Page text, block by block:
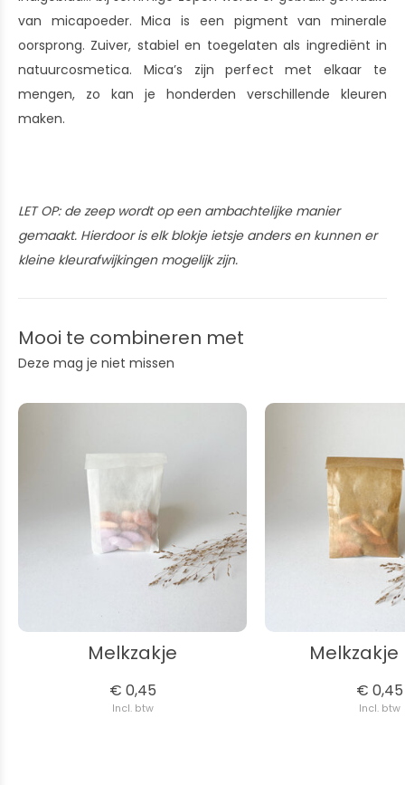
van micapoeder. Mica is een pigment van minerale
oorsprong. Zuiver, stabiel en toegelaten als ingrediënt in
natuurcosmetica. Mica’s zijn perfect met elkaar te
mengen, zo kan je honderden verschillende kleuren
maken.
LET OP: de zeep wordt op een ambachtelijke manier
gemaakt. Hierdoor is elk blokje ietsje anders en kunnen er
kleine kleurafwijkingen mogelijk zijn.
Mooi te combineren met
Deze mag je niet missen
Melkzakje
€ 0,45
Incl. btw
€ 0,45
Incl. btw